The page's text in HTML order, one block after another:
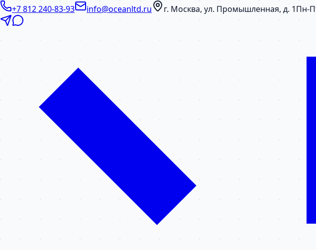
+7 812 240-83-93 info@oceanltd.ru г. Москва, ул. Промышленная, д. 1Пн-